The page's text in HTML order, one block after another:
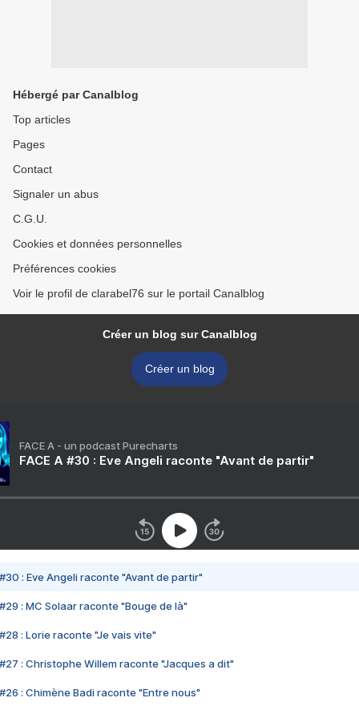
Hébergé par Canalblog
Top articles
Pages
Contact
Signaler un abus
C.G.U.
Cookies et données personnelles
Préférences cookies
Voir le profil de clarabel76 sur le portail Canalblog
Créer un blog sur Canalblog
Créer un blog
FACE A - un podcast Purecharts
FACE A #30 : Eve Angeli raconte "Avant de partir"
#30 : Eve Angeli raconte "Avant de partir"
#29 : MC Solaar raconte "Bouge de là"
#28 : Lorie raconte "Je vais vite"
#27 : Christophe Willem raconte "Jacques a dit"
#26 : Chimène Badi raconte "Entre nous"